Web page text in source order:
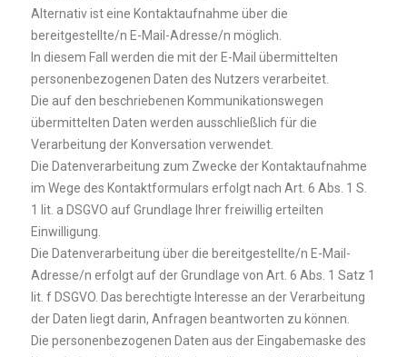
Alternativ ist eine Kontaktaufnahme über die
bereitgestellte/n E-Mail-Adresse/n möglich.
In diesem Fall werden die mit der E-Mail übermittelten
personenbezogenen Daten des Nutzers verarbeitet.
Die auf den beschriebenen Kommunikationswegen
übermittelten Daten werden ausschließlich für die
Verarbeitung der Konversation verwendet.
Die Datenverarbeitung zum Zwecke der Kontaktaufnahme
im Wege des Kontaktformulars erfolgt nach Art. 6 Abs. 1 S.
1 lit. a DSGVO auf Grundlage Ihrer freiwillig erteilten
Einwilligung.
Die Datenverarbeitung über die bereitgestellte/n E-Mail-
Adresse/n erfolgt auf der Grundlage von Art. 6 Abs. 1 Satz 1
lit. f DSGVO. Das berechtigte Interesse an der Verarbeitung
der Daten liegt darin, Anfragen beantworten zu können.
Die personenbezogenen Daten aus der Eingabemaske des